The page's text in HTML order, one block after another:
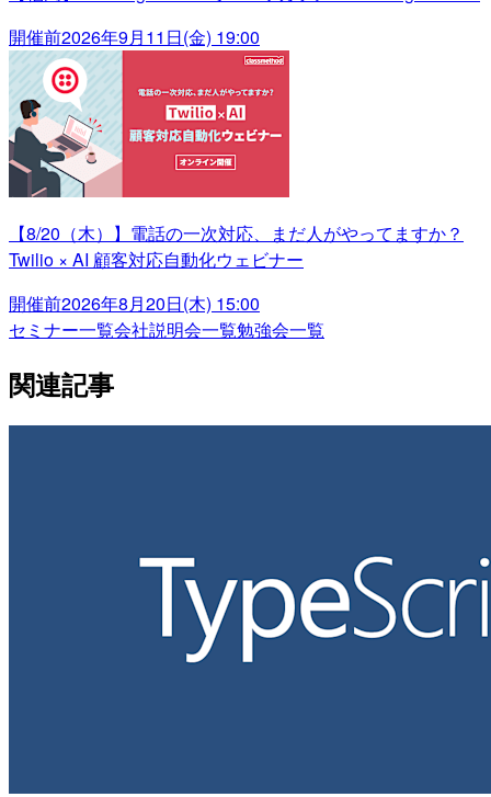
開催前2026年9月11日(金) 19:00
【8/20（木）】電話の一次対応、まだ人がやってますか？
Twilio × AI 顧客対応自動化ウェビナー
開催前2026年8月20日(木) 15:00
セミナー一覧会社説明会一覧勉強会一覧
関連記事